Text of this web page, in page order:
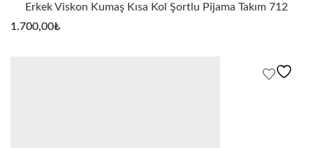
Erkek Viskon Kumaş Kısa Kol Şortlu Pijama Takım 712
1.700,00₺